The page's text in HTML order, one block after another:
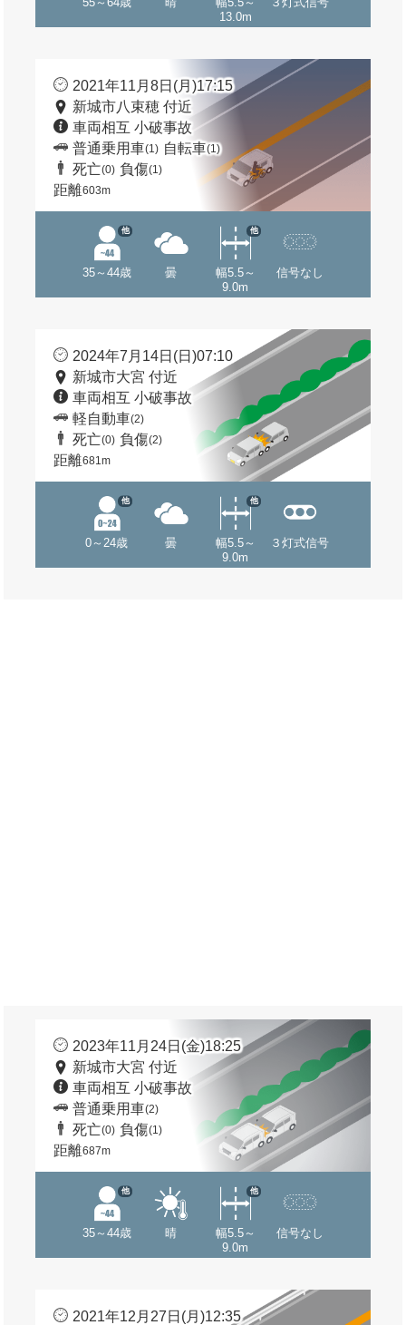
13.0m
2021年11月8日(月)17:15
新城市八束穂 付近
車両相互 小破事故
普通乗用車(1) 自転車(1)
死亡(0) 負傷(1)
距離603m
35～44歳
他
曇
幅5.5～
9.0m
他
信号なし
2024年7月14日(日)07:10
新城市大宮 付近
車両相互 小破事故
軽自動車(2)
死亡(0) 負傷(2)
距離681m
0～24歳
他
曇
幅5.5～
9.0m
他
３灯式信号
2023年11月24日(金)18:25
新城市大宮 付近
車両相互 小破事故
普通乗用車(2)
死亡(0) 負傷(1)
距離687m
35～44歳
他
晴
幅5.5～
9.0m
他
信号なし
2021年12月27日(月)12:35